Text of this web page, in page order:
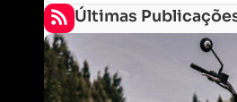
Últimas